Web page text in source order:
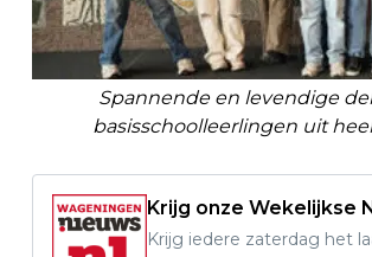
Spannende en levendige
basisschoolleerlingen uit
Krijg onze Wekelijkse
Krijg iedere zaterdag het